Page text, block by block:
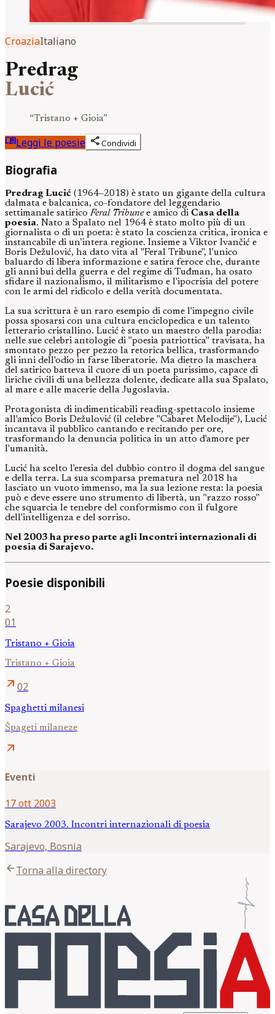
CroaziaItaliano
Predrag
Lucić
“Tristano + Gioia”
menu_bookLeggi le poesie shareCondividi
Biografia
Predrag Lucić (1964–2018) è stato un gigante della cultura
dalmata e balcanica, co-fondatore del leggendario
settimanale satirico Feral Tribunee amico di Casa della
poesia. Nato a Spalato nel 1964 è stato molto più di un
giornalista o di un poeta: è stato la coscienza critica, ironica e
instancabile di un’intera regione. Insieme a Viktor Ivančić e
Boris Dežulović, ha dato vita al "Feral Tribune", l'unico
baluardo di libera informazione e satira feroce che, durante
gli anni bui della guerra e del regime di Tuđman, ha osato
sfidare il nazionalismo, il militarismo e l'ipocrisia del potere
con le armi del ridicolo e della verità documentata.
La sua scrittura è un raro esempio di come l'impegno civile
possa sposarsi con una cultura enciclopedica e un talento
letterario cristallino. Lucić è stato un maestro della parodia:
nelle sue celebri antologie di "poesia patriottica" travisata, ha
smontato pezzo per pezzo la retorica bellica, trasformando
gli inni dell'odio in farse liberatorie. Ma dietro la maschera
del satirico batteva il cuore di un poeta purissimo, capace di
liriche civili di una bellezza dolente, dedicate alla sua Spalato,
al mare e alle macerie della Jugoslavia.
Protagonista di indimenticabili reading-spettacolo insieme
all'amico Boris Dežulović (il celebre "Cabaret Melodije"), Lucić
incantava il pubblico cantando e recitando per ore,
trasformando la denuncia politica in un atto d'amore per
l'umanità.
Lucić ha scelto l'eresia del dubbio contro il dogma del sangue
e della terra. La sua scomparsa prematura nel 2018 ha
lasciato un vuoto immenso, ma la sua lezione resta: la poesia
può e deve essere uno strumento di libertà, un "razzo rosso"
che squarcia le tenebre del conformismo con il fulgore
dell'intelligenza e del sorriso.
Nel 2003 ha preso parte agli Incontri internazionali di
poesia di Sarajevo.
Poesie disponibili
2
01
Tristano + Gioia
Tristano + Gioia
arrow_outward 02
Spaghetti milanesi
Špageti milaneze
arrow_outward
Eventi
17 ott 2003
Sarajevo 2003. Incontri internazionali di poesia
Sarajevo, Bosnia
arrow_backTorna alla directory